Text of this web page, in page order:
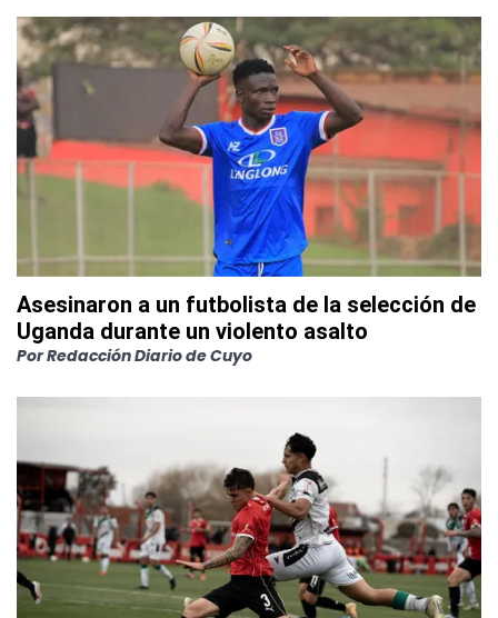
Asesinaron a un futbolista de la selección de
Uganda durante un violento asalto
PorRedacción Diario de Cuyo